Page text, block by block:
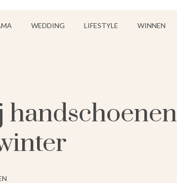
WEDDING LIFESTYLE WINNEN